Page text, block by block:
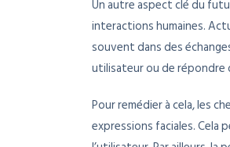
Un autre aspect clé du
interactions humaines.
souvent dans des
utilisateur ou de répondre
Pour remédier à cela, les
expressions faciales.